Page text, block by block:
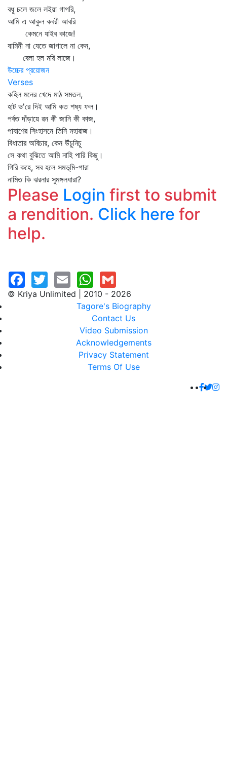
বধূ চলে জলে লইয়া গাগরি,
আমি এ আকুল কবরী আবরি
কেমনে যাইব কাজে!
যামিনী না যেতে জাগালে না কেন,
বেলা হল মরি লাজে।
উচ্চের প্রয়োজন
Verses
কহিল মনের খেদে মাঠ সমতল,
হাট ভ'রে দিই আমি কত শষ্য ফল।
পর্বত দাঁড়ায়ে রন কী জানি কী কাজ,
পাষাণের সিংহাসনে তিনি মহারাজ।
বিধাতার অবিচার, কেন উঁচুনিচু
সে কথা বুঝিতে আমি নাহি পারি কিছু।
গিরি কহে, সব হলে সমভূমি-পারা
নামিত কি ঝরনার সুমঙ্গলধারা?
Please Login first to submit
a rendition. Click here for
help.
© Kriya Unlimited | 2010 - 2026
Tagore's Biography
Contact Us
Video Submission
Acknowledgements
Privacy Statement
Terms Of Use